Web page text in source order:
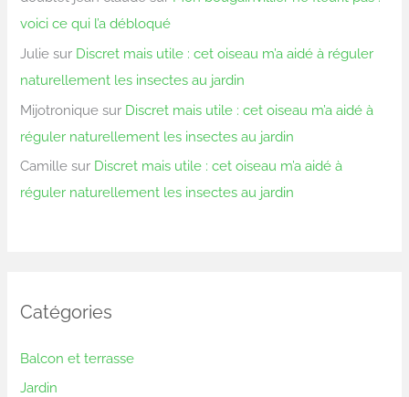
voici ce qui l’a débloqué
Julie sur Discret mais utile : cet oiseau m’a aidé à réguler
naturellement les insectes au jardin
Mijotronique sur Discret mais utile : cet oiseau m’a aidé à
réguler naturellement les insectes au jardin
Camille sur Discret mais utile : cet oiseau m’a aidé à
réguler naturellement les insectes au jardin
Catégories
Balcon et terrasse
Jardin